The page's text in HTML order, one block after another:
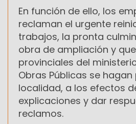
En función de ello, los
reclaman el urgente
trabajos, la pronta
obra de ampliación y
provinciales del
Obras Públicas se
localidad, a los efectos
explicaciones y dar
reclamos.